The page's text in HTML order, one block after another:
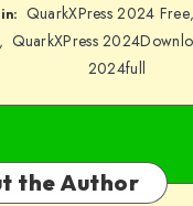
QuarkXPress 2024 Free,
QuarkXPress
2024full
the Author